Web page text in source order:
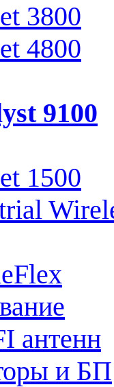
3800
4800
9100
1500
антенн
и БП